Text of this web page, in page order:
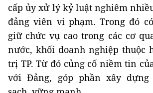
cấp ủy xử lý kỷ luật nghiêm
đảng viên vi phạm. Trong đó
giữ chức vụ cao trong các cơ
nước, khối doanh nghiệp thuộc
trị TP. Từ đó củng cố niềm tin
với Đảng, góp phần xây dựng